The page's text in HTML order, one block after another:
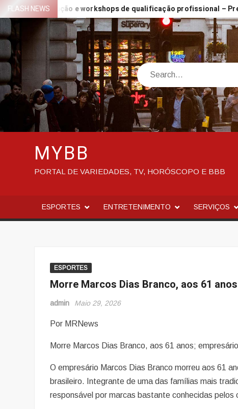
Skip
to
content
FLASH NEWS
de redação e workshops de qualificação profissional – Prefeitura
Search
MYBB
PORTAL DE VARIEDADES, TV, HORÓSCOPO E BBB
ESPORTES ENTRETENIMENTO SERVIÇOS
ESPORTES
Morre Marcos Dias Branco, aos 61 anos
admin Maio 29, 2026
Por MRNews
Morre Marcos Dias Branco, aos 61 anos;
O empresário Marcos Dias Branco morreu aos 61
brasileiro. Integrante de uma das famílias mais
responsável por marcas bastante conhecidas pelos